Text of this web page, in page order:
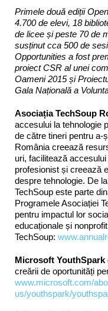
Primele două ediții
4.700 de elevi, 18
de licee și peste 70 de
susținut cca 500 de
Opportunities a fost
proiect CSR al unei
Oameni 2015 și
Gala Națională a
Asociația TechSoup
accesului la tehnologie
de către tineri pentru a-
România creează
uri, facilitează
profesionist și creează
despre tehnologie. De
TechSoup este parte
Programele Asociației
pentru impactul lor
educaționale și
TechSoup:
Microsoft YouthSpark
creării de oportunități
www.microsoft.com/
us/youthspark/